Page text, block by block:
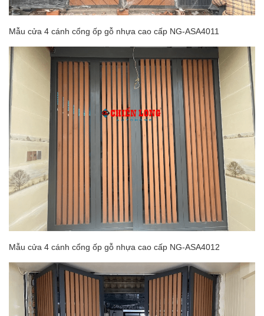
Mẫu cửa 4 cánh cổng ốp gỗ nhựa cao cấp NG-ASA4011
Mẫu cửa 4 cánh cổng ốp gỗ nhựa cao cấp NG-ASA4012